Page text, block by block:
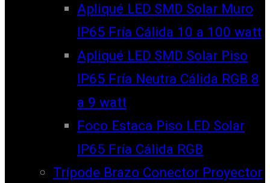
Apliqué LED SMD Solar Muro
IP65 Fría Cálida 10 a 100 watt
Apliqué LED SMD Solar Piso
IP65 Fría Neutra Cálida RGB 8
a 9 watt
Foco Estaca Piso LED Solar
IP65 Fría Cálida RGB
Trípode Brazo Conector Proyector